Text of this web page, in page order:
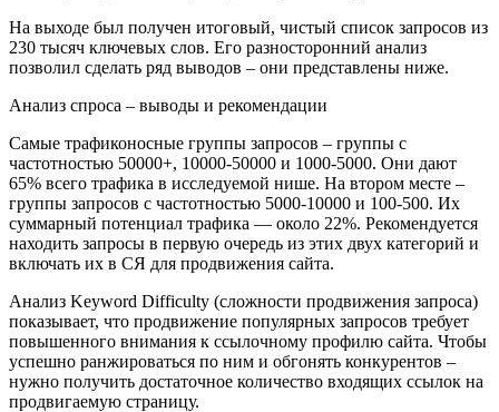
На выходе был получен итоговый, чистый список запросов из
230 тысяч ключевых слов. Его разносторонний анализ
позволил сделать ряд выводов – они представлены ниже.
Анализ спроса – выводы и рекомендации
Самые трафиконосные группы запросов – группы с
частотностью 50000+, 10000-50000 и 1000-5000. Они дают
65% всего трафика в исследуемой нише. На втором месте –
группы запросов с частотностью 5000-10000 и 100-500. Их
суммарный потенциал трафика — около 22%. Рекомендуется
находить запросы в первую очередь из этих двух категорий и
включать их в СЯ для продвижения сайта.
Анализ Keyword Difficulty (сложности продвижения запроса)
показывает, что продвижение популярных запросов требует
повышенного внимания к ссылочному профилю сайта. Чтобы
успешно ранжироваться по ним и обгонять конкурентов –
нужно получить достаточное количество входящих ссылок на
продвигаемую страницу.